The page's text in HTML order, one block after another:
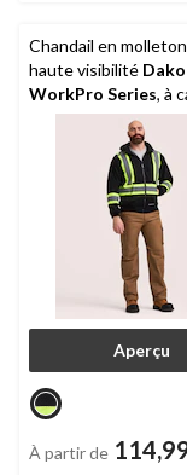
Chandail en
haute visibilité
WorkPro Series, à
et à glissière pleine
pour hommes
Aperçu
À partir de